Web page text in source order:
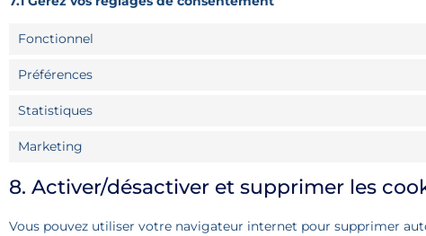
Fonctionnel
Préférences
Statistiques
Marketing
8. Activer/désactiver et supprimer les
Vous pouvez utiliser votre navigateur internet pour supprimer